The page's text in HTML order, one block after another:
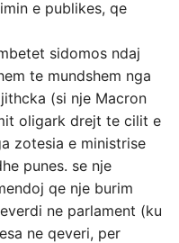
e publikes, qe
sidomos ndaj
te mundshem nga
(si nje Macron
oligark drejt te cilit e
zotesia e ministrise
punes. se nje
qe nje burim
ne parlament (ku
ne qeveri, per